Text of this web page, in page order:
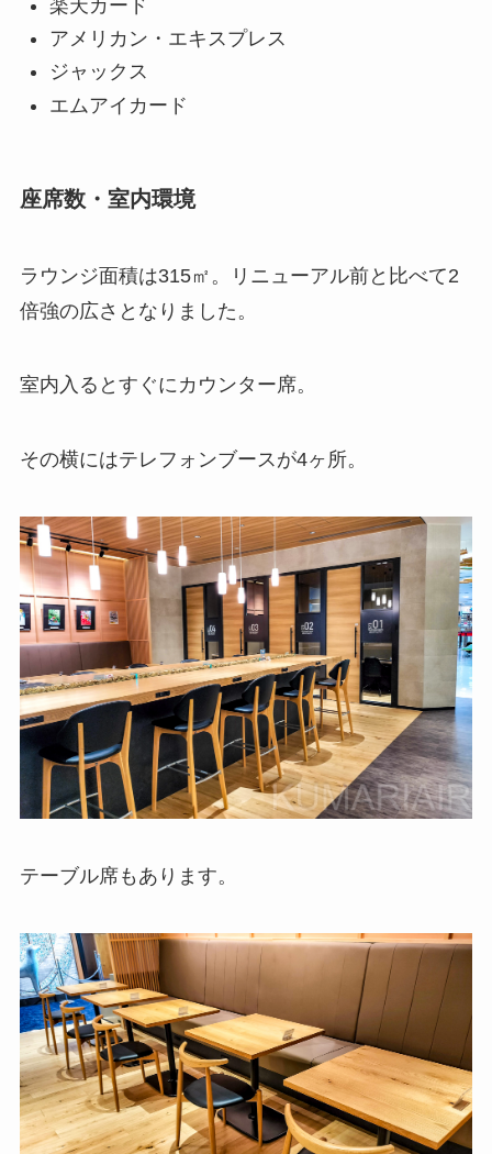
楽天カード
アメリカン・エキスプレス
ジャックス
エムアイカード
座席数・室内環境
ラウンジ面積は315㎡。リニューアル前と比べて2
倍強の広さとなりました。
室内入るとすぐにカウンター席。
その横にはテレフォンブースが4ヶ所。
テーブル席もあります。